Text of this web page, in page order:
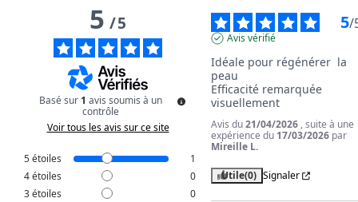
5/5
Basé sur 1 avis soumis à un
contrôle
Voir tous les avis sur ce site
5étoiles
1
4étoiles
0
3étoiles
0
5/
Avis vérifié
Idéale pour régénérer  la
peau
Efficacité remarquée
visuellement
Avis du21/04/2026 , suite à une
expérience du 17/03/2026 par
Mireille L.
Utile(0) Signaler